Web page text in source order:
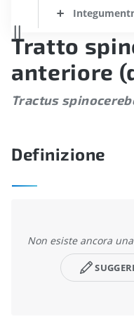
Tratto
anteriore
Tractus
Definizione
Non esiste ancora